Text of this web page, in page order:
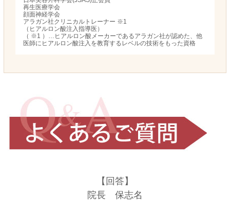
再生医療学会
顔面神経学会
アラガン社クリニカルトレーナー ※1
（ヒアルロン酸注入指導医）
（ ※1 ）…ヒアルロン酸メーカーであるアラガン社が認めた、他
医師にヒアルロン酸注入を教育するレベルの技術をもった資格
【回答】
院長 保志名